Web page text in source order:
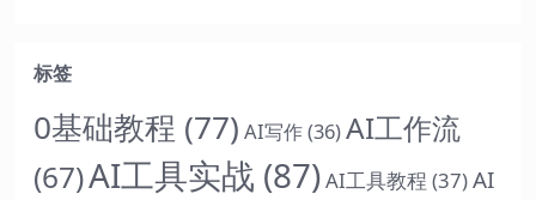
标签
0基础教程 (77) AI写作(36)AI工作流
(67)AI工具实战 (87)AI工具教程 (37)AI